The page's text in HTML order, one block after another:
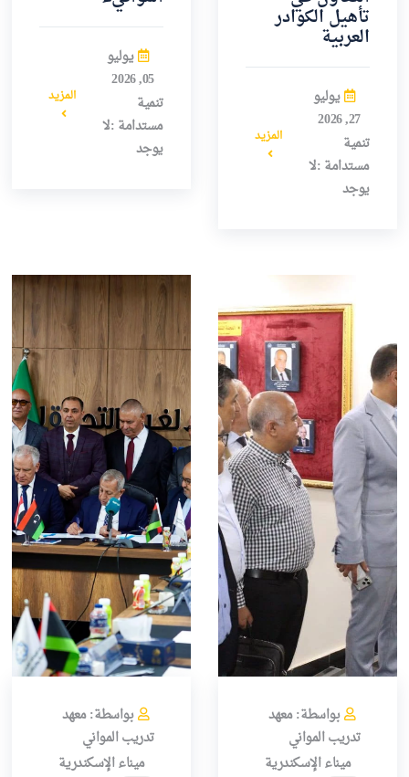
تأهيل الكوادر
العربية
يوليو
27, 2026
تنمية
مستدامة :لا
يوجد
المزيد
يوليو
05, 2026
تنمية
مستدامة :لا
يوجد
المزيد
بواسطة: معهد
تدريب المواني
ميناء الإسكندرية
بواسطة: معهد
تدريب المواني
ميناء الإسكندرية